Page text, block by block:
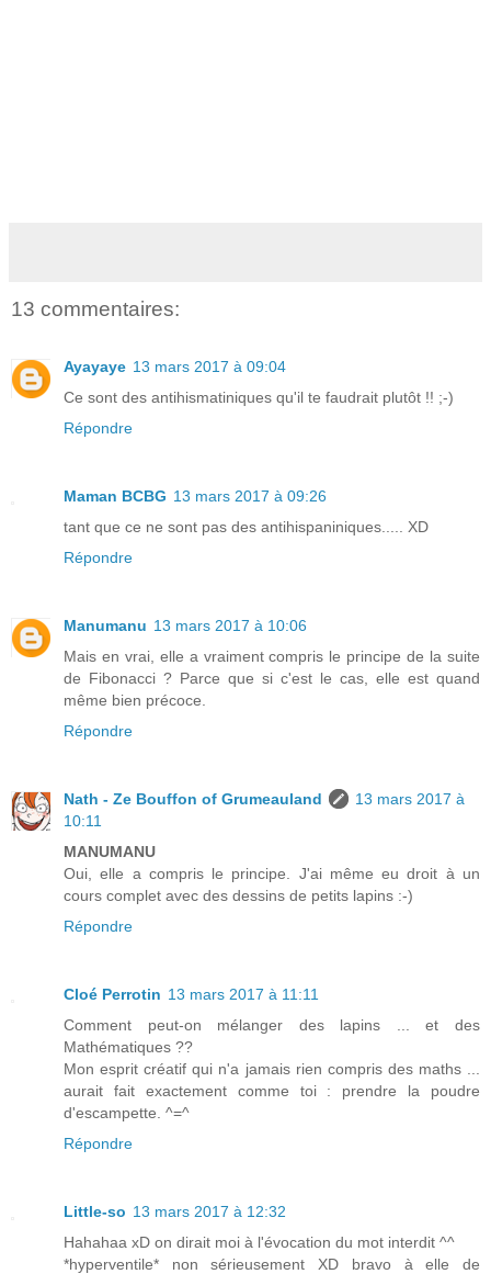
13 commentaires:
Ayayaye 13 mars 2017 à 09:04
Ce sont des antihismatiniques qu'il te faudrait plutôt !! ;-)
Répondre
Maman BCBG 13 mars 2017 à 09:26
tant que ce ne sont pas des antihispaniniques..... XD
Répondre
Manumanu 13 mars 2017 à 10:06
Mais en vrai, elle a vraiment compris le principe de la suite
de Fibonacci ? Parce que si c'est le cas, elle est quand
même bien précoce.
Répondre
Nath - Ze Bouffon of Grumeauland
13 mars 2017 à
10:11
MANUMANU
Oui, elle a compris le principe. J'ai même eu droit à un
cours complet avec des dessins de petits lapins :-)
Répondre
Cloé Perrotin 13 mars 2017 à 11:11
Comment peut-on mélanger des lapins ... et des
Mathématiques ??
Mon esprit créatif qui n'a jamais rien compris des maths ...
aurait fait exactement comme toi : prendre la poudre
d'escampette. ^=^
Répondre
Little-so 13 mars 2017 à 12:32
Hahahaa xD on dirait moi à l'évocation du mot interdit ^^
*hyperventile* non sérieusement XD bravo à elle de